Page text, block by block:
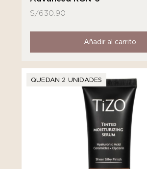
S/630.90
Añadir al carrito
QUEDAN 2 UNIDADES